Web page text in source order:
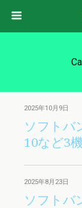
2025年10月9日
ソフトバ
10など3
2025年8月23日
ソフトバ